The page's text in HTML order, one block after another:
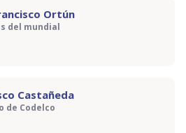
Ortún
del mundial
Castañeda
de Codelco